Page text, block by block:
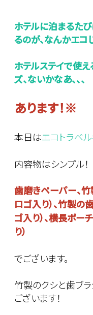
ホテルに泊まるた
るのが、なんかエコ
ホテルステイで使え
ズ、ないかなあ、、、
あります！※
本日はエコトラベル
内容物はシンプル！
歯磨きペーパー、竹
ロゴ入り）、竹製の
ゴ入り）、横長ポー
り）
でございます。
竹製のクシと歯ブ
ございます！